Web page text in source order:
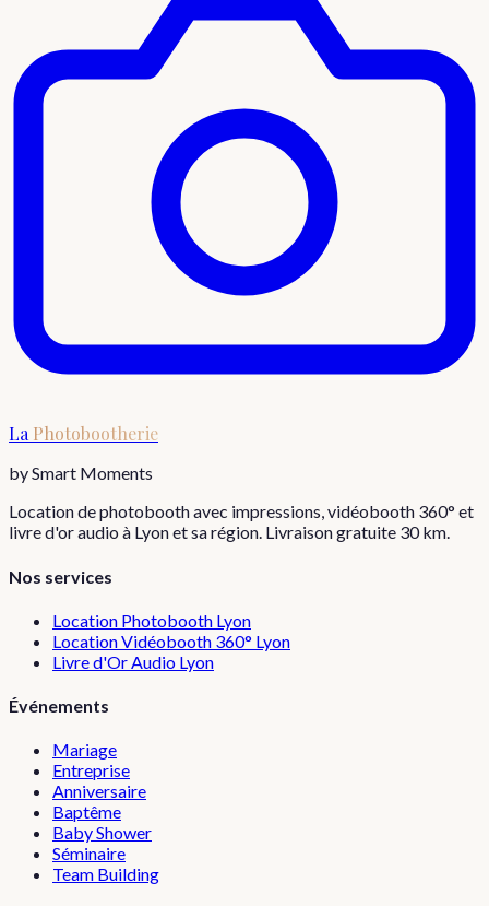
LaPhotobootherie
by Smart Moments
Location de photobooth avec impressions, vidéobooth 360° et
livre d'or audio à Lyon et sa région. Livraison gratuite 30 km.
Nos services
Location Photobooth Lyon
Location Vidéobooth 360° Lyon
Livre d'Or Audio Lyon
Événements
Mariage
Entreprise
Anniversaire
Baptême
Baby Shower
Séminaire
Team Building